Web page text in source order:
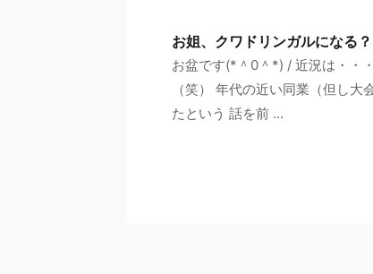
お姐、クワドリンガルになる
お盆です(*＾0＾*) / 近況は・・
（笑） 年代の近い同業（但し
たという 話を前 ...